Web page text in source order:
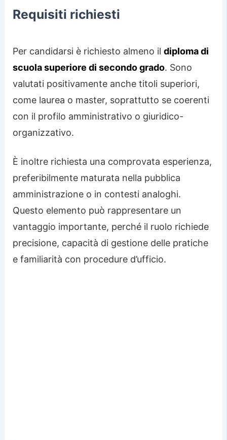
Requisiti richiesti
Per candidarsi è richiesto almeno ildiploma di
scuola superiore di secondo grado. Sono
valutati positivamente anche titoli superiori,
come laurea o master, soprattutto se coerenti
con il profilo amministrativo o giuridico-
organizzativo.
È inoltre richiesta una comprovata esperienza,
preferibilmente maturata nella pubblica
amministrazione o in contesti analoghi.
Questo elemento può rappresentare un
vantaggio importante, perché il ruolo richiede
precisione, capacità di gestione delle pratiche
e familiarità con procedure d’ufficio.